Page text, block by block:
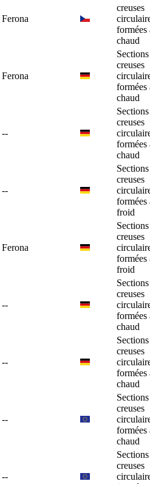
Ferona
creuses
formées
chaud
Ferona
Sections
creuses
formées
chaud
--
Sections
creuses
formées
chaud
--
Sections
creuses
formées
froid
Ferona
Sections
creuses
formées
froid
--
Sections
creuses
formées
chaud
--
Sections
creuses
formées
chaud
--
Sections
creuses
formées
chaud
--
Sections
creuses